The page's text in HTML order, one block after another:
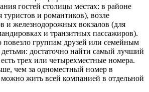
гостей столицы местах: в районе
туристов и романтиков), возле
и железнодорожных вокзалов (для
и транзитных пассажиров).
повезло группам друзей или семейным
достаточно найти самый лучший
трех или четырехместные номера.
чем за одноместный номер в
жить всей компанией в отдельной